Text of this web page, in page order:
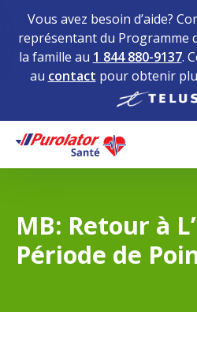
Vous avez besoin d’aide?
représentant du Programme
la famille au 1 844 880-9137.
au contact pour obtenir
Home
MB: Retour à
Période de